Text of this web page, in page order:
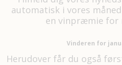
automatisk i vores
en vinpræmie for
Vinderen for
Herudover får du også